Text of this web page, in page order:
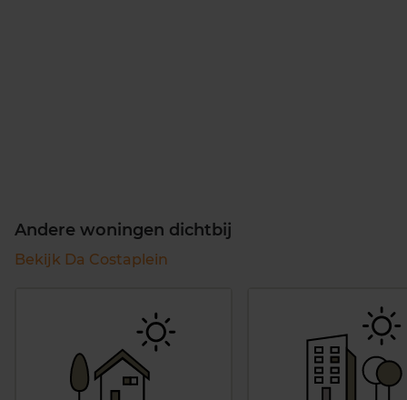
Andere woningen dichtbij
Bekijk Da Costaplein